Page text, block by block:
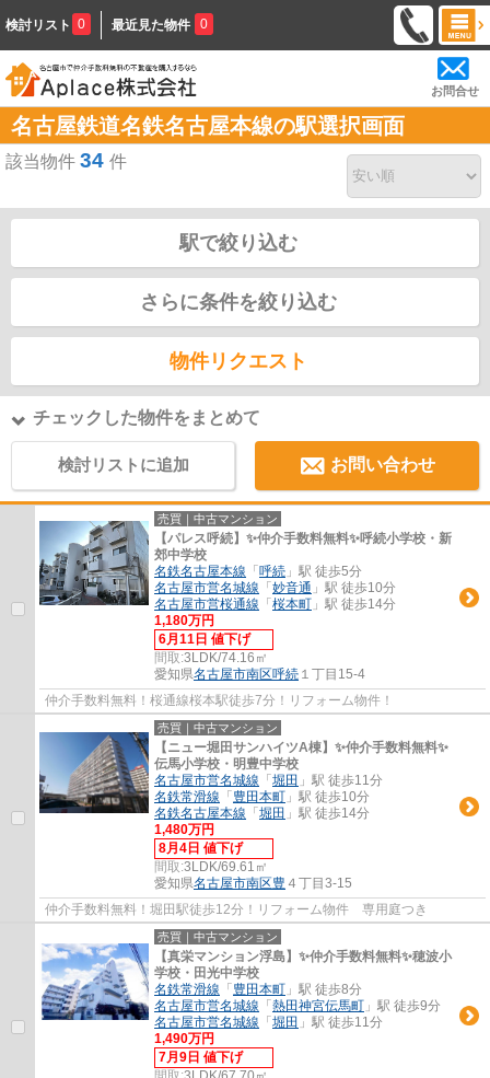
検討リスト 0 最近見た物件 0
お問合せ
名古屋鉄道名鉄名古屋本線の駅選択画面
該当物件 34 件
駅で絞り込む
さらに条件を絞り込む
物件リクエスト
チェックした物件をまとめて
検討リストに追加 お問い合わせ
売買｜中古マンション
【パレス呼続】✨️仲介手数料無料✨️呼続小学校・新
郊中学校
名鉄名古屋本線 「 呼続 」駅 徒歩5分
名古屋市営名城線 「 妙音通 」駅 徒歩10分
名古屋市営桜通線 「 桜本町 」駅 徒歩14分
1,180万円
6月11日 値下げ
間取:3LDK/74.16㎡
愛知県名古屋市南区呼続 １丁目15-4
仲介手数料無料！桜通線桜本駅徒歩7分！リフォーム物件！
売買｜中古マンション
【ニュー堀田サンハイツA棟】✨️仲介手数料無料✨️
伝馬小学校・明豊中学校
名古屋市営名城線 「 堀田 」駅 徒歩11分
名鉄常滑線 「 豊田本町 」駅 徒歩10分
名鉄名古屋本線 「 堀田 」駅 徒歩14分
1,480万円
8月4日 値下げ
間取:3LDK/69.61㎡
愛知県名古屋市南区豊 ４丁目3-15
仲介手数料無料！堀田駅徒歩12分！リフォーム物件 専用庭つき
売買｜中古マンション
【真栄マンション浮島】✨️仲介手数料無料✨️穂波小
学校・田光中学校
名鉄常滑線 「 豊田本町 」駅 徒歩8分
名古屋市営名城線 「 熱田神宮伝馬町 」駅 徒歩9分
名古屋市営名城線 「 堀田 」駅 徒歩11分
1,490万円
7月9日 値下げ